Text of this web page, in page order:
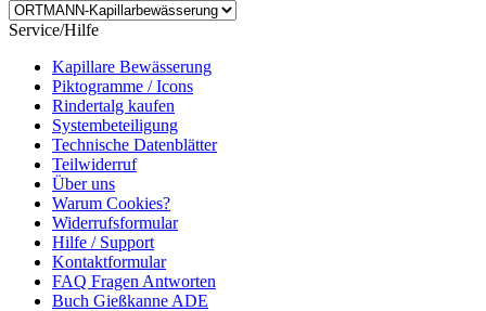
Service/Hilfe
Kapillare Bewässerung
Piktogramme / Icons
Rindertalg kaufen
Systembeteiligung
Technische Datenblätter
Teilwiderruf
Über uns
Warum Cookies?
Widerrufsformular
Hilfe / Support
Kontaktformular
FAQ Fragen Antworten
Buch Gießkanne ADE